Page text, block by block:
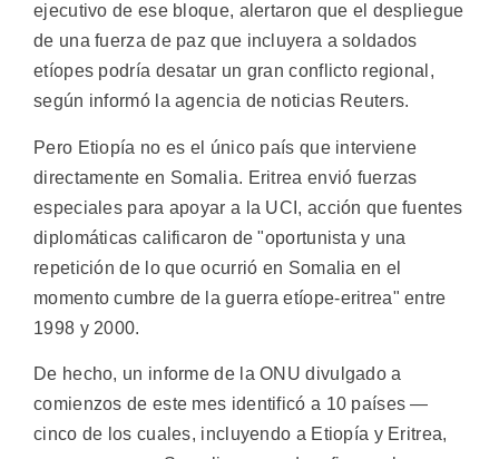
ejecutivo de ese bloque, alertaron que el despliegue
de una fuerza de paz que incluyera a soldados
etíopes podría desatar un gran conflicto regional,
según informó la agencia de noticias Reuters.
Pero Etiopía no es el único país que interviene
directamente en Somalia. Eritrea envió fuerzas
especiales para apoyar a la UCI, acción que fuentes
diplomáticas calificaron de "oportunista y una
repetición de lo que ocurrió en Somalia en el
momento cumbre de la guerra etíope-eritrea" entre
1998 y 2000.
De hecho, un informe de la ONU divulgado a
comienzos de este mes identificó a 10 países —
cinco de los cuales, incluyendo a Etiopía y Eritrea,